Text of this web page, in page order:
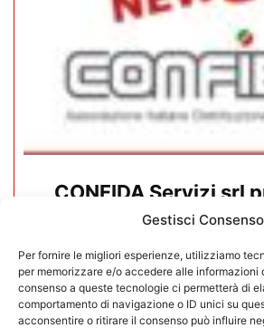
Gestisci Consenso
Per fornire le migliori esperienze, utilizziamo
per memorizzare e/o accedere alle informazioni
consenso a queste tecnologie ci permetterà di
comportamento di navigazione o ID unici su
acconsentire o ritirare il consenso può influire
CONFIDA Servizi srl
nuovo Consiglio di
17/07/2026